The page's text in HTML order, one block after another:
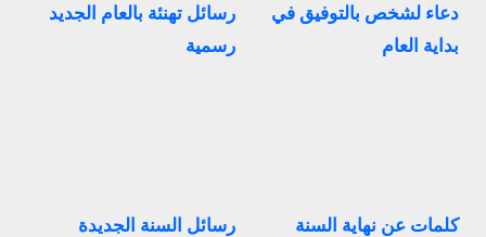
دعاء لشخص بالتوفيق في
بداية العام
رسائل تهنئة بالعام الجديد
رسمية
كلمات عن نهاية السنة
رسائل السنة الجديدة